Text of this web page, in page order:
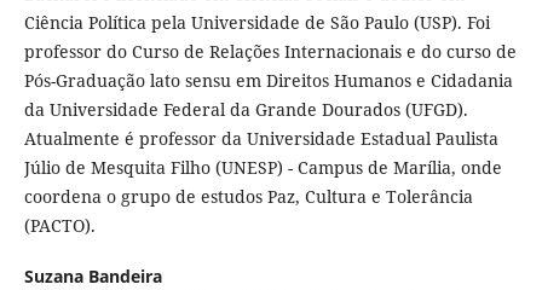
Ciência Política pela Universidade de São Paulo (USP). Foi
professor do Curso de Relações Internacionais e do curso de
Pós-Graduação lato sensu em Direitos Humanos e Cidadania
da Universidade Federal da Grande Dourados (UFGD).
Atualmente é professor da Universidade Estadual Paulista
Júlio de Mesquita Filho (UNESP) - Campus de Marília, onde
coordena o grupo de estudos Paz, Cultura e Tolerância
(PACTO).
Suzana Bandeira